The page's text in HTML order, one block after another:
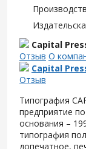
Capital
Отзыв О
Capital
Отзыв
Типография
предприятие
основания –
типография
допечатное,